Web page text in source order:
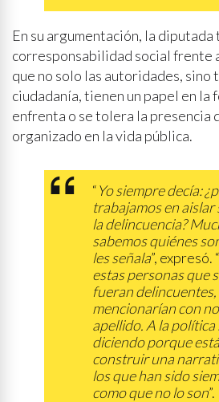
En su argumentación, la
corresponsabilidad social frente
que no solo las autoridades, sino
ciudadanía, tienen un papel en la
enfrenta o se tolera la presencia
organizado en la vida pública.
“Yo siempre decía:
trabajamos en aislar
la delincuencia?
sabemos quiénes
les señala”, expresó. “
estas personas que
fueran
mencionarían con
apellido. A la política
diciendo porque
construir una
los que han sido
como que no lo son”.